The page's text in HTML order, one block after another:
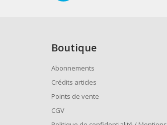
Boutique
Abonnements
Crédits articles
Points de vente
CGV